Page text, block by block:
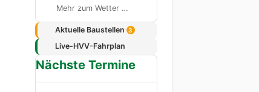
Mehr zum Wetter …
Aktuelle Baustellen 3
Live-HVV-Fahrplan
Nächste Termine